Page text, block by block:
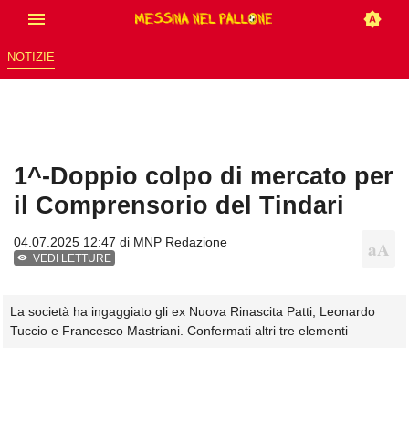
NOTIZIE
1^-Doppio colpo di mercato per
il Comprensorio del Tindari
04.07.2025 12:47 di MNP Redazione
VEDI LETTURE
La società ha ingaggiato gli ex Nuova Rinascita Patti, Leonardo
Tuccio e Francesco Mastriani. Confermati altri tre elementi